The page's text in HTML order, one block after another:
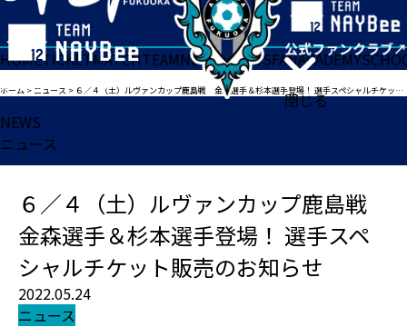
閉じる
HOMETICKETMATCHTEAMNEWSGOODSFANACADEMY
ホーム >ニュース > ６／４（土）ルヴァンカップ鹿島戦 金森選手＆杉本選手登場！ 選手スペシャルチケット販売のお知らせ
NEWS
ニュース
６／４（土）ルヴァンカップ鹿島戦
金森選手＆杉本選手登場！ 選手スペ
シャルチケット販売のお知らせ
2022.05.24
ニュース